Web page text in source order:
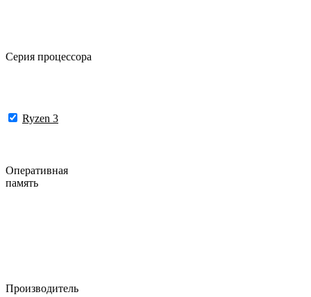
Серия процессора
Ryzen 3
Оперативная
память
Производитель